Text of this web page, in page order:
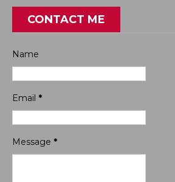
CONTACT ME
Name
Email *
Message *